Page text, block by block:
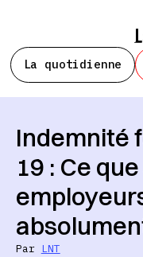
La quotidienne
Indemnité
19 : Ce
Par LNT